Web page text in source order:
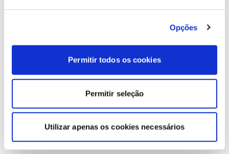
Opções
Permitir todos os cookies
Permitir seleção
Utilizar apenas os cookies necessários